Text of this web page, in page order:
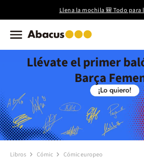
Llena la mochila 🎒 Todo para
Llévate el primer
Barça
Libros Cómic Cómic europeo